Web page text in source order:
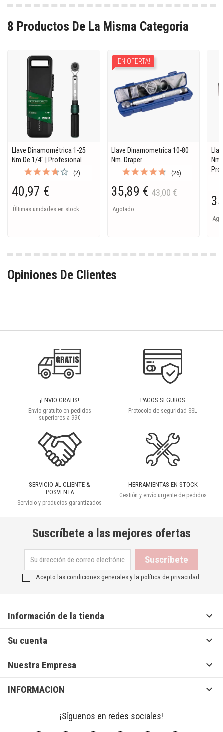
8 Productos De La Misma Categoria
Llave Dinamométrica 1-25
Nm De 1/4" | Profesional
(2)
40,97 €
Últimas unidades en stock
Llave Dinamometrica 10-80
Nm. Draper
(26)
35,89 € 43,00 €
Agotado
¡EN OFERTA!
Opiniones De Clientes
¡ENVIO GRATIS!
Envío gratuíto en pedidos
superiores a 99€
PAGOS SEGUROS
Protocolo de seguridad SSL
SERVICIO AL CLIENTE &
POSVENTA
Servicio y productos garantizados
HERRAMIENTAS EN STOCK
Gestión y envío urgente de pedidos
Suscríbete a las mejores ofertas
Acepto lascondiciones generalesy la política de privacidad
Información de la tienda 
Su cuenta 
Nuestra Empresa 
INFORMACION 
¡Síguenos en redes sociales!